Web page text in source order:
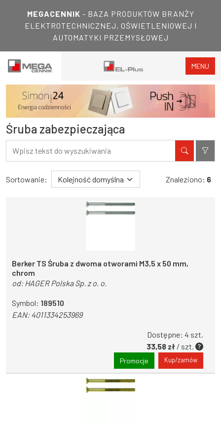
MEGACENNIK - BAZA PRODUKTÓW BRANŻY
ELEKTROTECHNICZNEJ, OŚWIETLENIOWEJ I
AUTOMATYKI PRZEMYSŁOWEJ
MENU
Śruba zabezpieczająca
Filtry
Wyniki wyszukiwania
Sortowanie: Znaleziono: 6
Berker TS Śruba z dwoma otworami M3,5 x 50 mm,
chrom
od: HAGER Polska Sp. z o. o.
Symbol: 189510
EAN:4011334253969
Dostępne: 4 szt.
33,58 zł / szt.
Promocje Kup/zamów